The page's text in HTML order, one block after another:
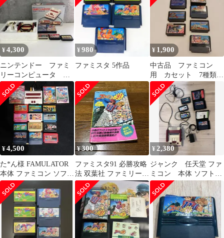
¥4,300
ニンテンドー ファミ
リーコンピュータ
HVC-001 動作未確認
¥ 980
ファミスタ 5作品
¥ 1,900
中古品 ファミコン
用 カセット 7種類
まとめ売り 動作確認
済
¥4,500
た*ん様 FAMULATOR
本体 ファミコン ソフト
まとめ売り
¥300
ファミスタ91 必勝攻略
法 双葉社 ファミリーコ
ンピュータ
¥2,380
ジャンク 任天堂 ファ
ミコン 本体 ソフト5
本付